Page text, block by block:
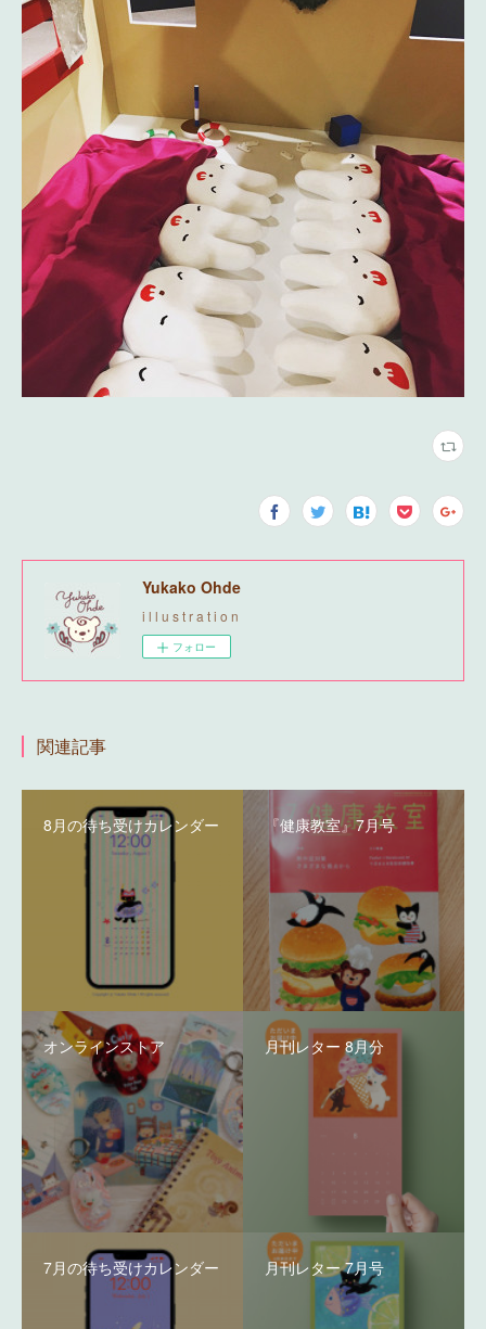
Yukako Ohde
i l l u s t r a t i o n
フォロー
関連記事
8月の待ち受けカレンダー 『健康教室』7月号
オンラインストア 月刊レター 8月分
7月の待ち受けカレンダー 月刊レター 7月号